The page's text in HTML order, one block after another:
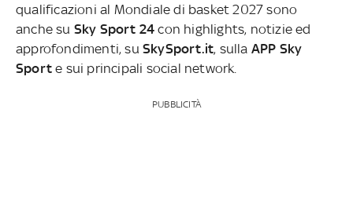
qualificazioni al Mondiale di basket 2027 sono
anche su Sky Sport 24 con highlights, notizie ed
approfondimenti, su SkySport.it, sulla APP Sky
Sport e sui principali social network.
PUBBLICITÀ